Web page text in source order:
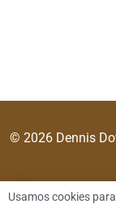
© 2026 Dennis
Usamos cookies